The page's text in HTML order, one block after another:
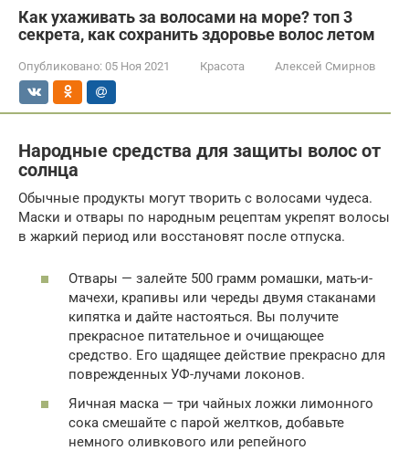
Как ухаживать за волосами на море? топ 3
секрета, как сохранить здоровье волос летом
Опубликовано: 05 Ноя 2021 Красота Алексей Смирнов
Народные средства для защиты волос от
солнца
Обычные продукты могут творить с волосами чудеса.
Маски и отвары по народным рецептам укрепят волосы
в жаркий период или восстановят после отпуска.
Отвары — залейте 500 грамм ромашки, мать-и-
мачехи, крапивы или череды двумя стаканами
кипятка и дайте настояться. Вы получите
прекрасное питательное и очищающее
средство. Его щадящее действие прекрасно для
поврежденных УФ-лучами локонов.
Яичная маска — три чайных ложки лимонного
сока смешайте с парой желтков, добавьте
немного оливкового или репейного